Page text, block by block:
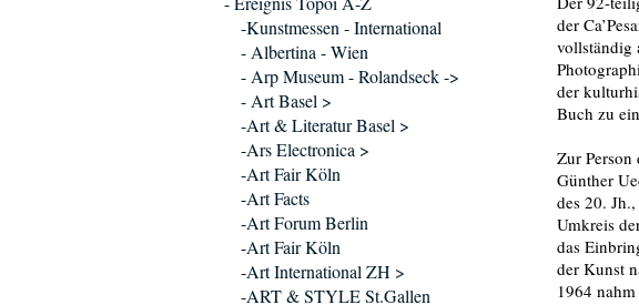
der
vollständig
der
Buch zu
Zur Person
Günther
des 20.
Umkreis
das
der Kunst
1964
-Kunstmessen - International
- Albertina - Wien
- Arp Museum - Rolandseck ->
- Art Basel >
-Art & Literatur Basel >
-Ars Electronica >
-Art Fair Köln
-Art Facts
-Art Forum Berlin
-Art Fair Köln
-Art International ZH >
-ART & STYLE St.Gallen